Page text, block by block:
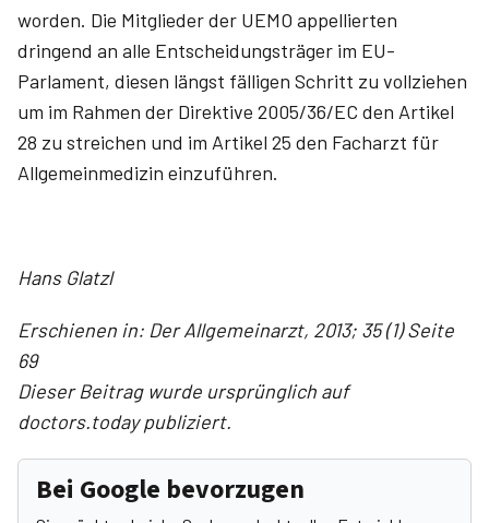
worden. Die Mitglieder der UEMO appellierten
dringend an alle Entscheidungsträger im EU-
Parlament, diesen längst fälligen Schritt zu vollziehen
um im Rahmen der Direktive 2005/36/EC den Artikel
28 zu streichen und im Artikel 25 den Facharzt für
Allgemeinmedizin einzuführen.
Hans Glatzl
Erschienen in: Der Allgemeinarzt, 2013; 35 (1) Seite
69
Dieser Beitrag wurde ursprünglich auf
doctors.today publiziert.
Bei Google bevorzugen